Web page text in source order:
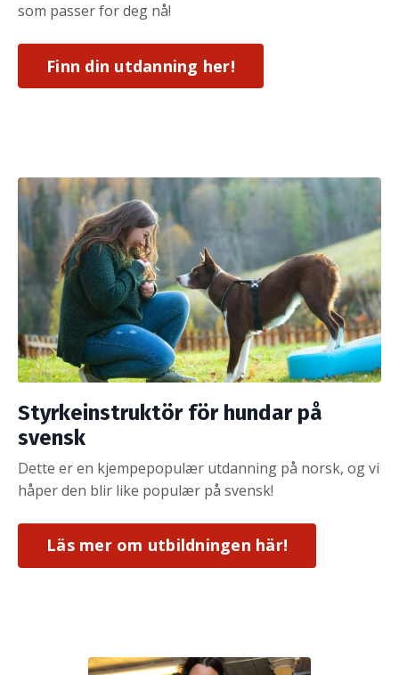
som passer for deg nå!
Finn din utdanning her!
Styrkeinstruktör för hundar på
svensk
Dette er en kjempepopulær utdanning på norsk, og vi
håper den blir like populær på svensk!
Läs mer om utbildningen här!